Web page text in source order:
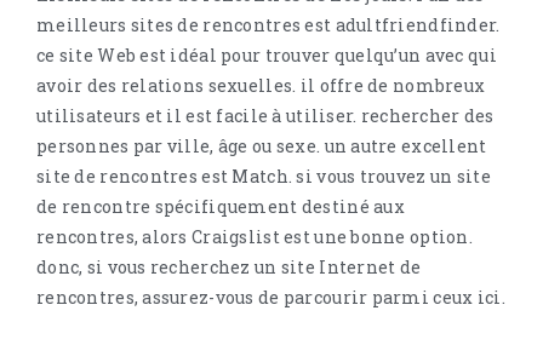
meilleurs sites de rencontres est adultfriendfinder.
ce site Web est idéal pour trouver quelqu’un avec qui
avoir des relations sexuelles. il offre de nombreux
utilisateurs et il est facile à utiliser. rechercher des
personnes par ville, âge ou sexe. un autre excellent
site de rencontres est Match. si vous trouvez un site
de rencontre spécifiquement destiné aux
rencontres, alors Craigslist est une bonne option.
donc, si vous recherchez un site Internet de
rencontres, assurez-vous de parcourir parmi ceux ici.